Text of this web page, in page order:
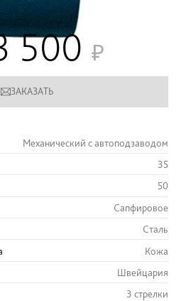
500
ЗАКАЗАТЬ
Механический с автоподзаводом
35
50
Сапфировое
Сталь
Кожа
Швейцария
3 стрелки